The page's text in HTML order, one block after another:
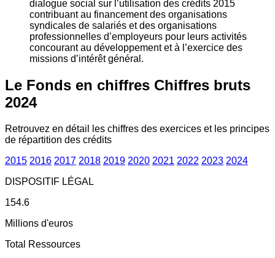
dialogue social sur l’utilisation des crédits 2015
contribuant au financement des organisations
syndicales de salariés et des organisations
professionnelles d’employeurs pour leurs activités
concourant au développement et à l’exercice des
missions d’intérêt général.
Le Fonds en chiffres Chiffres bruts
2024
Retrouvez en détail les chiffres des exercices et les principes
de répartition des crédits
2015 2016 2017 2018 2019 2020 2021 2022 2023 2024
DISPOSITIF LÉGAL
154.6
Millions d'euros
Total Ressources